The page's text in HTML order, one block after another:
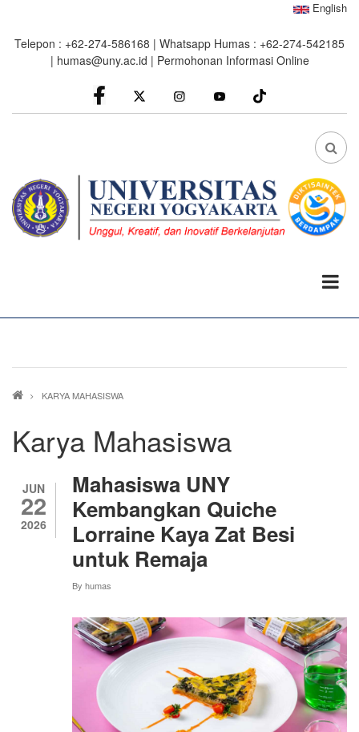
main
English
Telepon : +62-274-586168 | Whatsapp Humas : +62-274-542185
| humas@uny.ac.id | Permohonan Informasi Online
facebook
Instagram youtube
FA
Breadcrumb
KARYA MAHASISWA
Karya Mahasiswa
JUN
22
2026
Mahasiswa UNY
Kembangkan Quiche
Lorraine Kaya Zat Besi
untuk Remaja
By humas